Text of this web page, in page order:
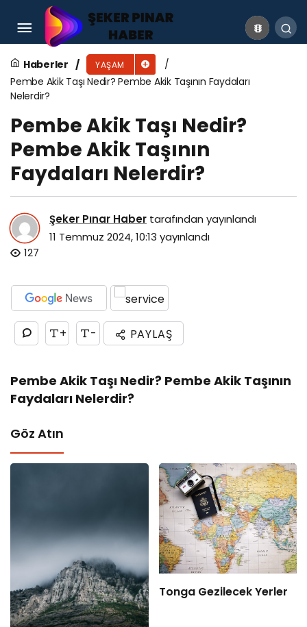
Haberler YAŞAM
Pembe Akik Taşı Nedir? Pembe Akik Taşının Faydaları
Nelerdir?
Pembe Akik Taşı Nedir?
Pembe Akik Taşının
Faydaları Nelerdir?
Şeker Pınar Haber tarafından yayınlandı
11 Temmuz 2024, 10:13 yayınlandı
127
+ - PAYLAŞ
Pembe Akik Taşı Nedir? Pembe Akik Taşının
Faydaları Nelerdir?
Göz Atın
Tonga Gezilecek Yerler
Ariel İsrail Malı Mı? Ariel Hangi Ülkenin?